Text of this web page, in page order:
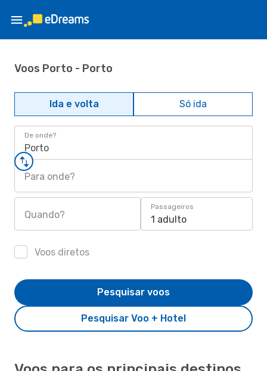
Voos Porto - Porto
Ida e volta Só ida
De onde?
Porto
Para onde?
Quando?
Passageiros
1 adulto
Voos diretos
Pesquisar Voo + Hotel
Pesquisar voos